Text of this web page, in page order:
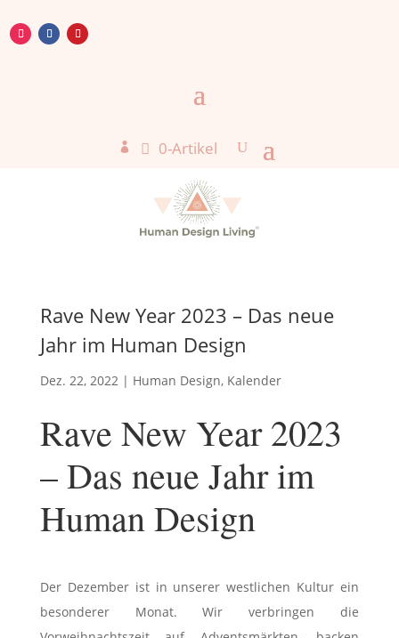
 0-Artikel
Rave New Year 2023 – Das neue
Jahr im Human Design
Dez. 22, 2022 | Human Design, Kalender
Rave New Year 2023
– Das neue Jahr im
Human Design
Der Dezember ist in unserer westlichen Kultur ein
besonderer Monat. Wir verbringen die